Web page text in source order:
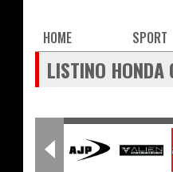
Main
navigation
HOME SPORT
LISTINO